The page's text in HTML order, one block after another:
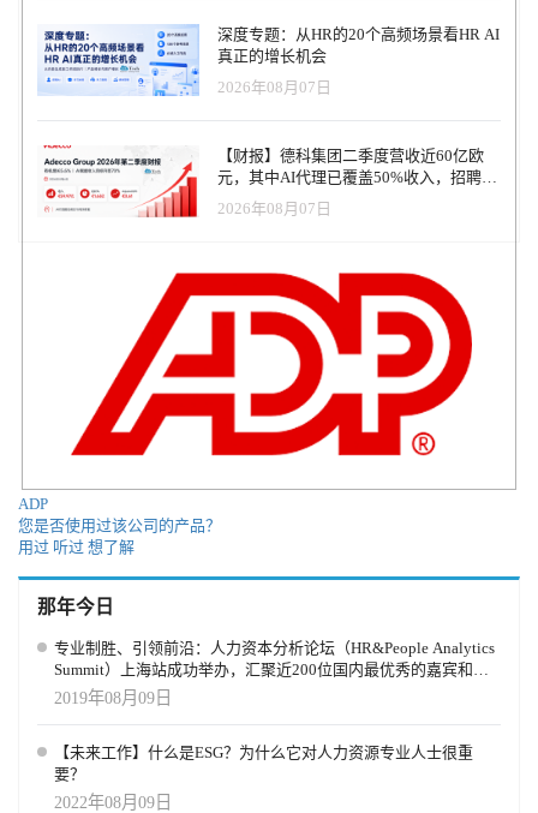
深度专题：从HR的20个高频场景看HR AI
真正的增长机会
2026年08月07日
【财报】德科集团二季度营收近60亿欧
元，其中AI代理已覆盖50%收入，招聘服
务进入运营重构阶段
2026年08月07日
ADP
您是否使用过该公司的产品？
用过 听过 想了解
那年今日
专业制胜、引领前沿：人力资本分析论坛（HR&People Analytics
Summit）上海站成功举办，汇聚近200位国内最优秀的嘉宾和前
瞻的HR同仁
2019年08月09日
【未来工作】什么是ESG？为什么它对人力资源专业人士很重
要？
2022年08月09日